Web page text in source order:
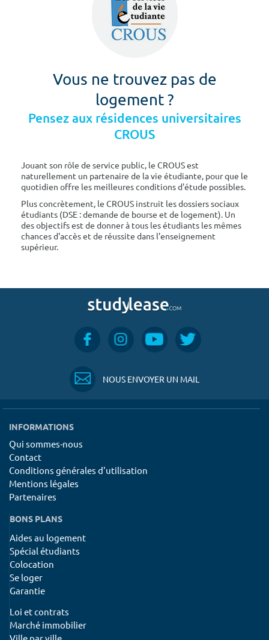
Vous ne trouvez pas de
logement ?
Pensez aux résidences universitaires
CROUS
Jouant son rôle de service public, le CROUS est
naturellement un partenaire de la vie étudiante, pour que le
quotidien offre les meilleures conditions d'étude possibles.
Plus concrètement, le CROUS instruit les dossiers sociaux
étudiants (DSE : demande de bourse et de logement). Un
des objectifs est de donner à tous les étudiants les mêmes
chances d'accès et de réussite dans l'enseignement
supérieur.
NOUS ENVOYER UN MAIL
INFORMATIONS
Qui sommes-nous
Contact
Conditions générales d'utilisation
Mentions légales
Partenaires
BONS PLANS
Aides au logement
Spécial étudiants
Colocation
Se loger
Garantie
Loi et contrats
Marché immobilier
Ville par ville